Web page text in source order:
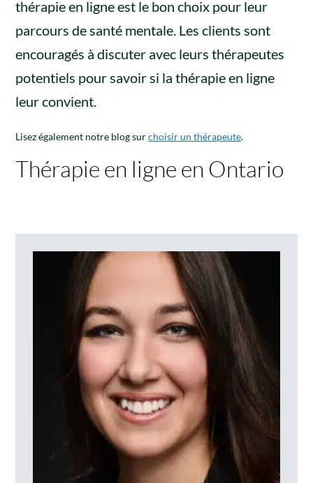
thérapie en ligne est le bon choix pour leur
parcours de santé mentale. Les clients sont
encouragés à discuter avec leurs thérapeutes
potentiels pour savoir si la thérapie en ligne
leur convient.
Lisez également notre blog surchoisir un thérapeute.
Thérapie en ligne en Ontario